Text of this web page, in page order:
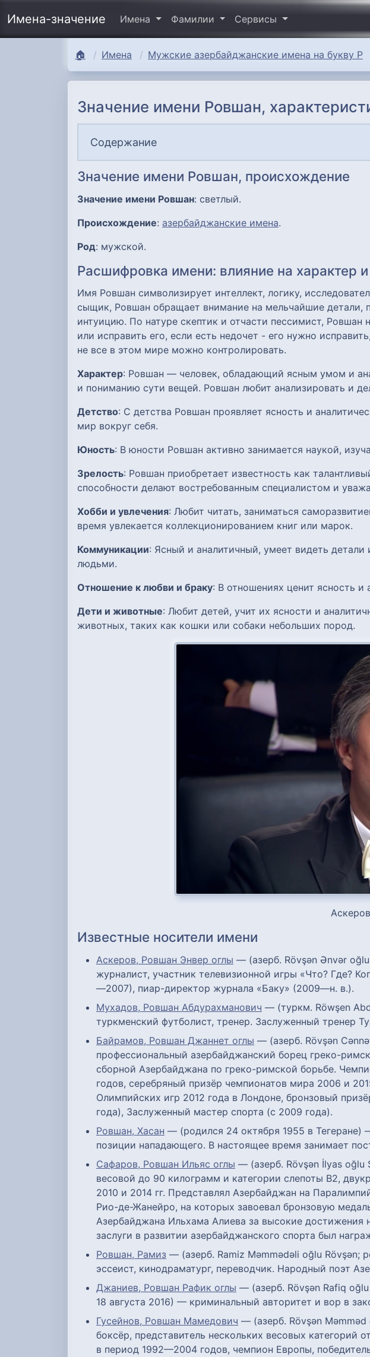
Имена-значение Имена Фамилии Сервисы
🏠 Имена Мужские азербайджанские имена на букву Р
Значение имени Ровшан,
Содержание
Значение имени Ровшан, происхождение
Значение имени Ровшан: светлый.
Происхождение: азербайджанские имена.
Род: мужской.
Расшифровка имени: влияние на характер
Имя Ровшан символизирует интеллект, логику,
сыщик, Ровшан обращает внимание на мельчайшие детали,
интуицию. По натуре скептик и отчасти пессимист,
или исправить его, если есть недочет - его нужно
не все в этом мире можно контролировать.
Характер: Ровшан — человек, обладающий ясным умом и
и пониманию сути вещей. Ровшан любит анализировать и
Детство: С детства Ровшан проявляет ясность и
мир вокруг себя.
Юность: В юности Ровшан активно занимается наукой,
Зрелость: Ровшан приобретает известность как
способности делают востребованным специалистом и
Хобби и увлечения: Любит читать, заниматься
время увлекается коллекционированием книг или марок.
Коммуникации: Ясный и аналитичный, умеет видеть
людьми.
Отношение к любви и браку: В отношениях ценит ясность
Дети и животные: Любит детей, учит их ясности и
животных, таких как кошки или собаки небольших пород.
Известные носители имени
Аскеров, Ровшан Энвер оглы — (азерб. Rövşən Ənvər
журналист, участник телевизионной игры «Что? Где?
—2007), пиар-директор журнала «Баку» (2009—н. в.).
Мухадов, Ровшан Абдурахманович — (туркм. Röwşen
туркменский футболист, тренер. Заслуженный тренер
Байрамов, Ровшан Джаннет оглы — (азерб. Rövşən
профессиональный азербайджанский борец греко-
сборной Азербайджана по греко-римской борьбе.
годов, серебряный призёр чемпионатов мира 2006 и
Олимпийских игр 2012 года в Лондоне, бронзовый
года), Заслуженный мастер спорта (с 2009 года).
Ровшан, Хасан — (родился 24 октября 1955 в Тегеране)
позиции нападающего. В настоящее время занимает
Сафаров, Ровшан Ильяс оглы — (азерб. Rövşən İlyas
весовой до 90 килограмм и категории слепоты B2,
2010 и 2014 гг. Представлял Азербайджан на
Рио-де-Жанейро, на которых завоевал бронзовую
Азербайджана Ильхама Алиева за высокие
заслуги в развитии азербайджанского спорта был
Ровшан, Рамиз — (азерб. Ramiz Məmmədəli oğlu Rövşən;
эссеист, кинодраматург, переводчик. Народный поэт
Джаниев, Ровшан Рафик оглы — (азерб. Rövşən Rafiq
18 августа 2016) — криминальный авторитет и вор в
Гусейнов, Ровшан Мамедович — (азерб. Rövşən
боксёр, представитель нескольких весовых категорий
в период 1992—2004 годов, чемпион Европы,